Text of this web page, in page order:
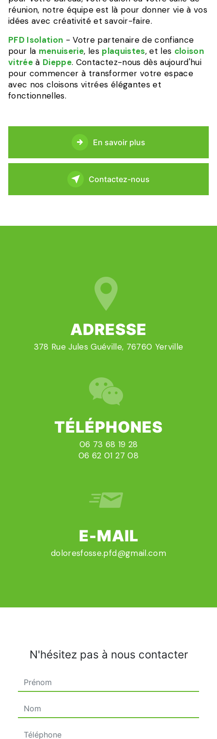
réunion, notre équipe est là pour donner vie à vos
idées avec créativité et savoir-faire.
PFD Isolation - Votre partenaire de confiance
pour la menuiserie, les plaquistes, et les cloison
vitrée à Dieppe. Contactez-nous dès aujourd'hui
pour commencer à transformer votre espace
avec nos cloisons vitrées élégantes et
fonctionnelles.
En savoir plus
Contactez-nous
ADRESSE
378 Rue Jules Guéville, 76760 Yerville
TÉLÉPHONES
06 73 68 19 28
06 62 01 27 08
E-MAIL
doloresfosse.pfd@gmail.com
N'hésitez pas à nous contacter